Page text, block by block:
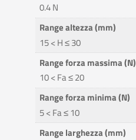
0.4 N
Range altezza (mm)
15 < H ≤ 30
Range forza massima (N)
10 < Fa ≤ 20
Range forza minima (N)
5 < Fa ≤ 10
Range larghezza (mm)